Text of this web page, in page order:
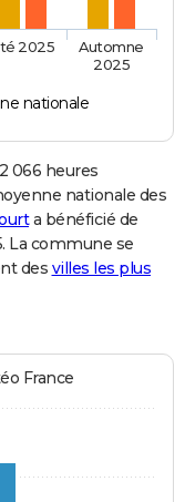
nationale
2025
Automne
2025
066 heures
nationale des
a bénéficié de
La commune se
des villes les plus
France